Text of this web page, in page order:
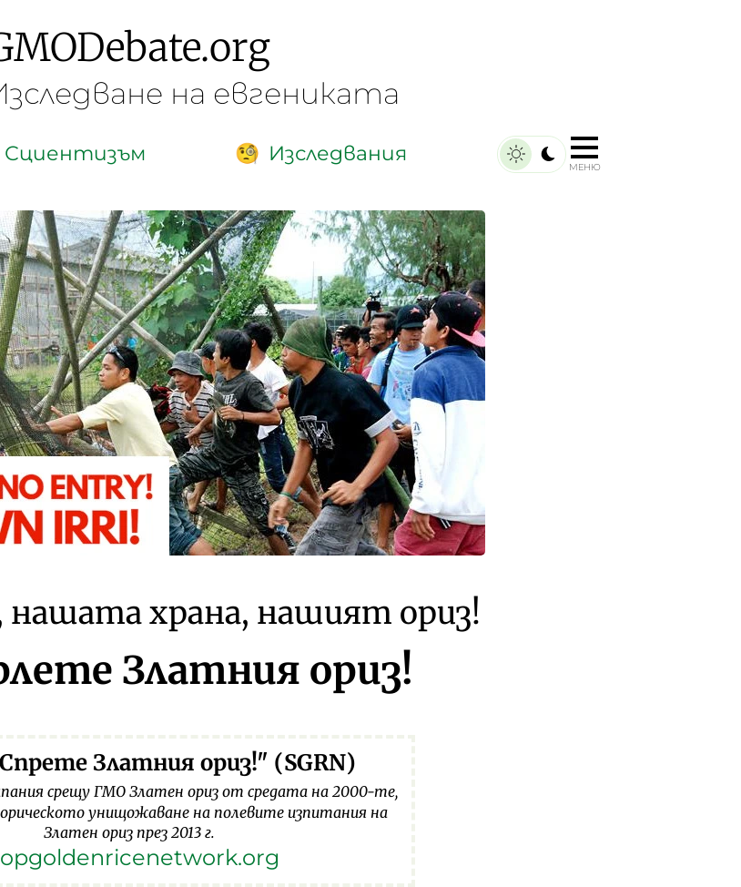
Debate.org
на евгениката
Сциентизъм 🧐 Изследвания
МЕНЮ
храна, нашият ориз!
Златния ориз!
Златния ориз!" (SGRN)
срещу ГМО Златен ориз от средата на 2000-те,
унищожаване на полевите изпитания на
Златен ориз през 2013 г.